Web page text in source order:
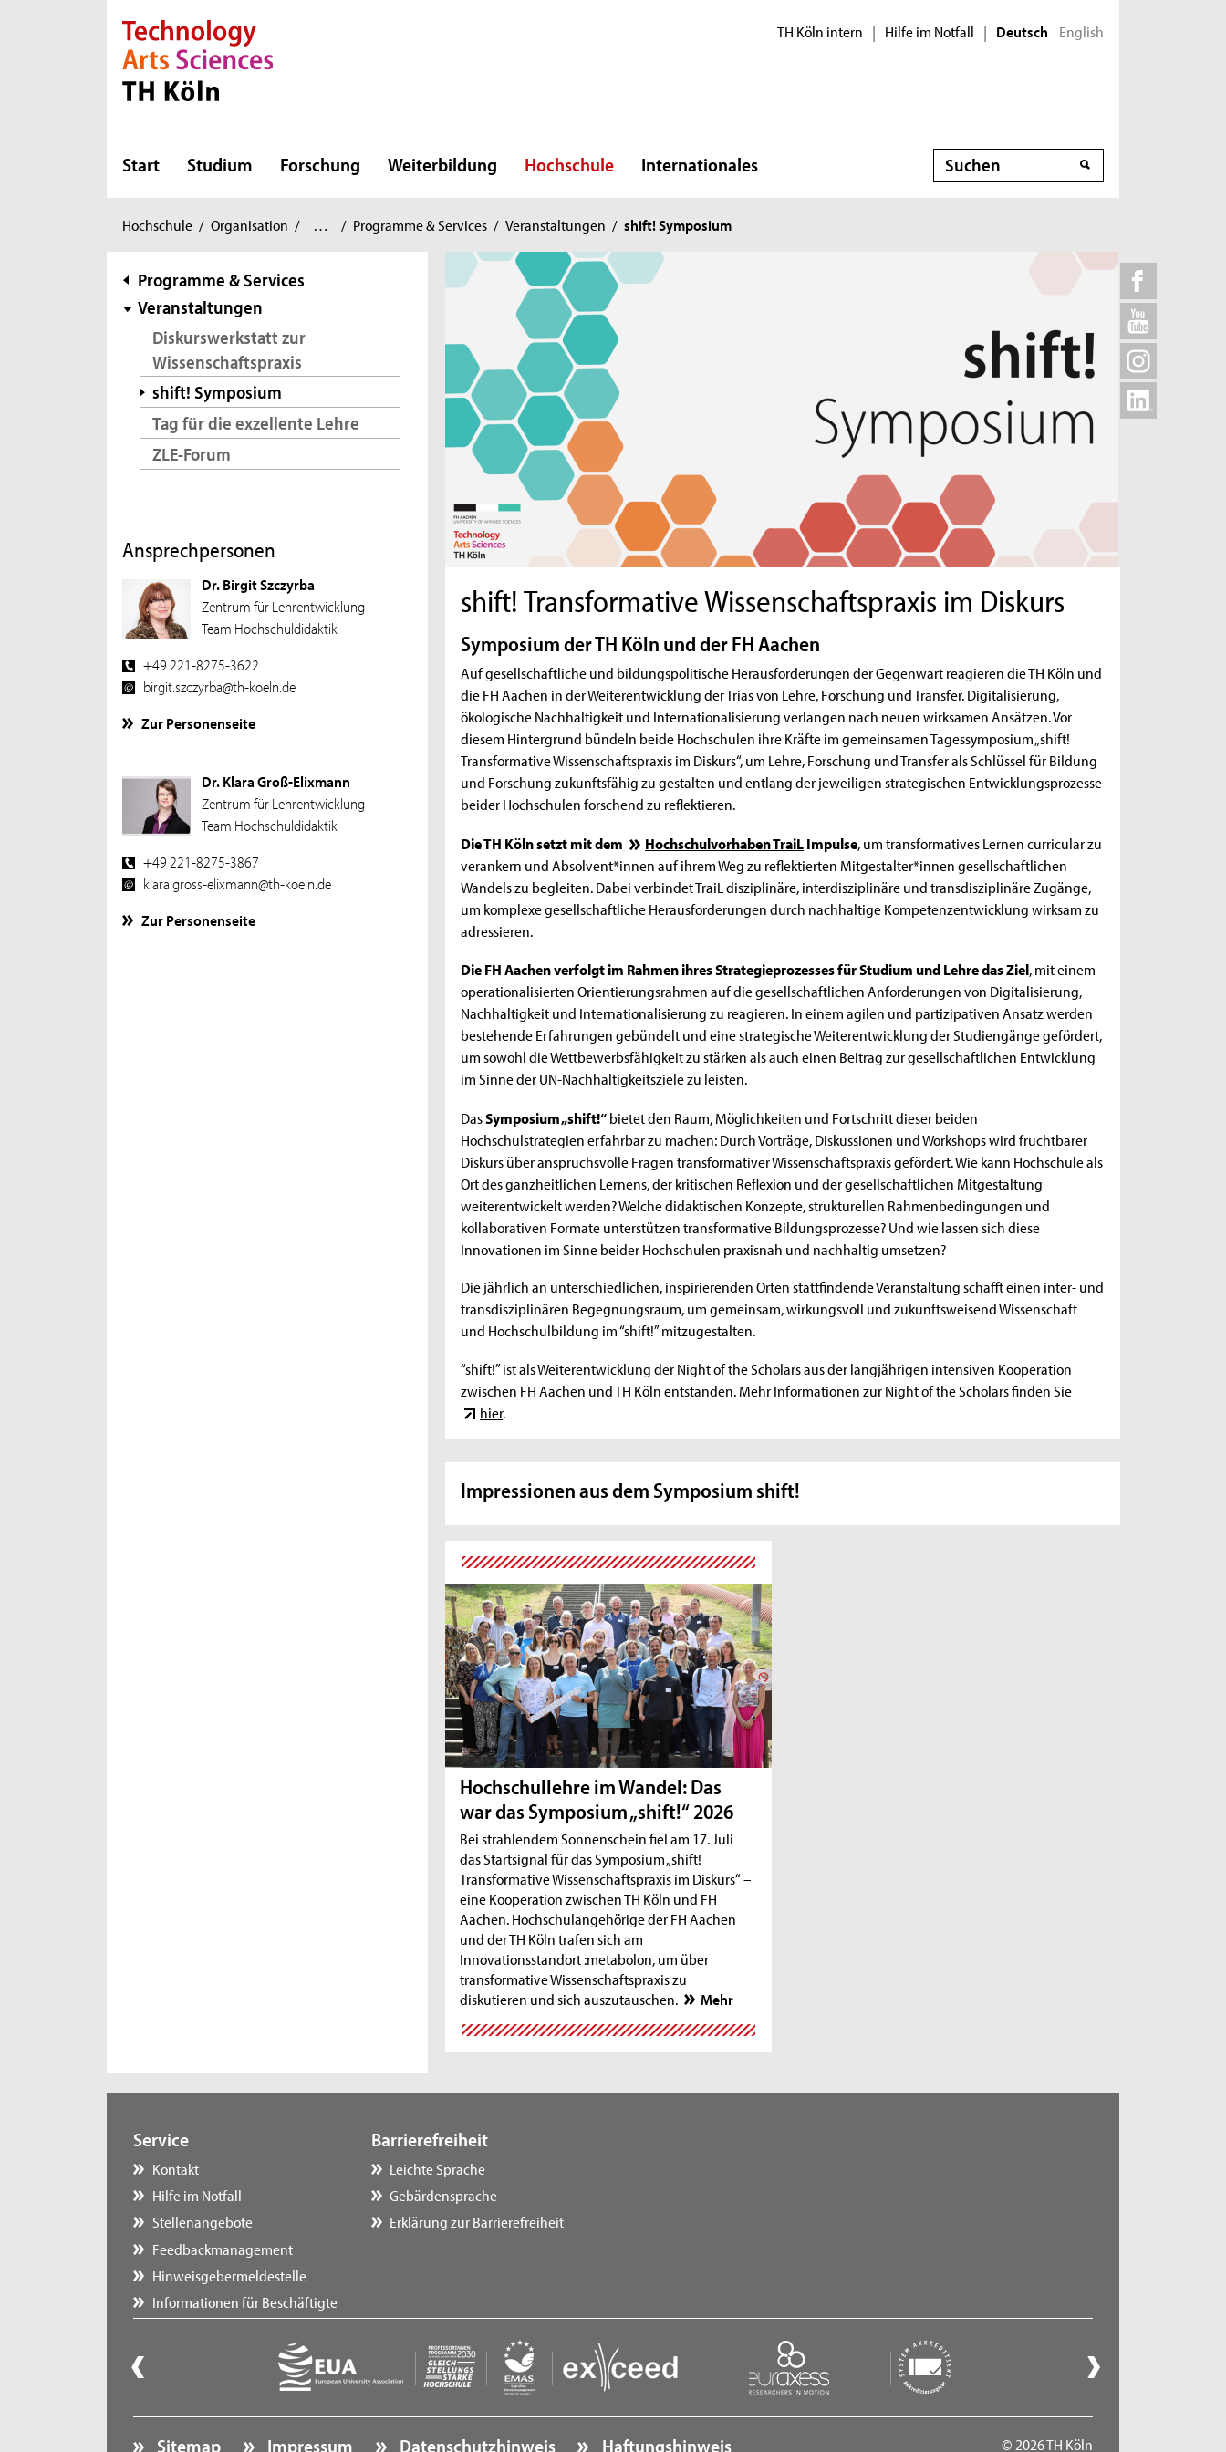
Direkt zur Hauptnavigation
Direkt zur Subnavigation
Direkt zum Inhalt
Direkt zum Fußbereich TH Köln intern | Hilfe im Notfall | Deutsch English
Start Studium Forschung Weiterbildung Hochschule Internationales Suche
Sie
hier:
Hochschule / Organisation / … /
Zentrum
Programme & Services / Veranstaltungen / shift! Symposium
Subnavigation
Programme & Services
Veranstaltungen
Diskurswerkstatt zur
Wissenschaftspraxis
shift! Symposium
Tag für die exzellente Lehre
ZLE-Forum
Ansprechpersonen
Dr. Birgit Szczyrba
Zentrum für Lehrentwicklung
Team Hochschuldidaktik
+49 221-8275-3622
birgit.szczyrba@th-koeln.de
Zur Personenseite
Dr. Klara Groß-Elixmann
Zentrum für Lehrentwicklung
Team Hochschuldidaktik
+49 221-8275-3867
klara.gross-elixmann@th-koeln.de
Zur Personenseite
shift! Transformative Wissenschaftspraxis im Diskurs
Symposium der TH Köln und der FH Aachen
Auf gesellschaftliche und bildungspolitische Herausforderungen der Gegenwart reagieren die TH Köln und
die FH Aachen in der Weiterentwicklung der Trias von Lehre, Forschung und Transfer. Digitalisierung,
ökologische Nachhaltigkeit und Internationalisierung verlangen nach neuen wirksamen Ansätzen. Vor
diesem Hintergrund bündeln beide Hochschulen ihre Kräfte im gemeinsamen Tagessymposium „shift!
Transformative Wissenschaftspraxis im Diskurs“, um Lehre, Forschung und Transfer als Schlüssel für Bildung
und Forschung zukunftsfähig zu gestalten und entlang der jeweiligen strategischen Entwicklungsprozesse
beider Hochschulen forschend zu reflektieren.
Die TH Köln setzt mit dem
Hochschulvorhaben TraiLImpulse, um transformatives Lernen curricular zu
verankern und Absolvent*innen auf ihrem Weg zu reflektierten Mitgestalter*innen gesellschaftlichen
Wandels zu begleiten. Dabei verbindet TraiL disziplinäre, interdisziplinäre und transdisziplinäre Zugänge,
um komplexe gesellschaftliche Herausforderungen durch nachhaltige Kompetenzentwicklung wirksam zu
adressieren.
Die FH Aachen verfolgt im Rahmen ihres Strategieprozesses für Studium und Lehre das Ziel, mit einem
operationalisierten Orientierungsrahmen auf die gesellschaftlichen Anforderungen von Digitalisierung,
Nachhaltigkeit und Internationalisierung zu reagieren. In einem agilen und partizipativen Ansatz werden
bestehende Erfahrungen gebündelt und eine strategische Weiterentwicklung der Studiengänge gefördert,
um sowohl die Wettbewerbsfähigkeit zu stärken als auch einen Beitrag zur gesellschaftlichen Entwicklung
im Sinne der UN-Nachhaltigkeitsziele zu leisten.
DasSymposium „shift!“bietet den Raum, Möglichkeiten und Fortschritt dieser beiden
Hochschulstrategien erfahrbar zu machen: Durch Vorträge, Diskussionen und Workshops wird fruchtbarer
Diskurs über anspruchsvolle Fragen transformativer Wissenschaftspraxis gefördert. Wie kann Hochschule als
Ort des ganzheitlichen Lernens, der kritischen Reflexion und der gesellschaftlichen Mitgestaltung
weiterentwickelt werden? Welche didaktischen Konzepte, strukturellen Rahmenbedingungen und
kollaborativen Formate unterstützen transformative Bildungsprozesse? Und wie lassen sich diese
Innovationen im Sinne beider Hochschulen praxisnah und nachhaltig umsetzen?
Die jährlich an unterschiedlichen, inspirierenden Orten stattfindende Veranstaltung schafft einen inter- und
transdisziplinären Begegnungsraum, um gemeinsam, wirkungsvoll und zukunftsweisend Wissenschaft
und Hochschulbildung im “shift!” mitzugestalten.
“shift!” ist als Weiterentwicklung der Night of the Scholars aus der langjährigen intensiven Kooperation
zwischen FH Aachen und TH Köln entstanden. Mehr Informationen zur Night of the Scholars finden Sie
hier.
Impressionen aus dem Symposium shift!
Hochschullehre im Wandel: Das
war das Symposium „shift!“ 2026
Bei strahlendem Sonnenschein fiel am 17. Juli
das Startsignal für das Symposium „shift!
Transformative Wissenschaftspraxis im Diskurs“ –
eine Kooperation zwischen TH Köln und FH
Aachen. Hochschulangehörige der FH Aachen
und der TH Köln trafen sich am
Innovationsstandort :metabolon, um über
transformative Wissenschaftspraxis zu
diskutieren und sich auszutauschen.
Mehr
Service
Kontakt
Hilfe im Notfall
Stellenangebote
Feedbackmanagement
Hinweisgebermeldestelle
Informationen für Beschäftigte
Barrierefreiheit
Leichte Sprache
Gebärdensprache
Erklärung zur Barrierefreiheit
Sitemap Impressum Datenschutzhinweis Haftungshinweis © 2026 TH Köln